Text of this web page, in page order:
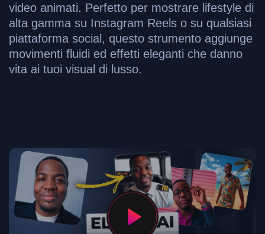
video animati. Perfetto per mostrare lifestyle di
alta gamma su Instagram Reels o su qualsiasi
piattaforma social, questo strumento aggiunge
movimenti fluidi ed effetti eleganti che danno
vita ai tuoi visual di lusso.